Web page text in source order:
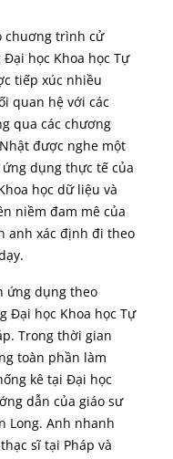
chuơng trình cử
học Khoa học Tự
tiếp xúc nhiều
quan hệ với các
qua các chương
được nghe một
dụng thực tế của
học dữ liệu và
niềm đam mê của
anh xác định đi theo
ứng dụng theo
Đại học Khoa học Tự
Trong thời gian
toàn phần làm
kê tại Đại học
dẫn của giáo sư
Long. Anh nhanh
sĩ tại Pháp và